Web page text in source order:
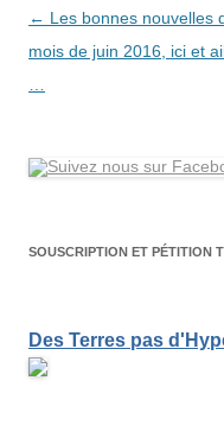
Navigation
des
← Les bonnes nouvelles
mois de juin 2016, ici et
SOUSCRIPTION ET PÉTITION
Des Terres pas